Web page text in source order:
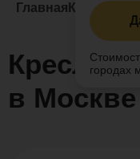
городах
Главная Каталог
Кресло
в Москве